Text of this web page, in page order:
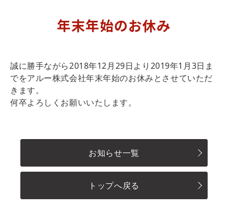
年末年始のお休み
誠に勝手ながら2018年12月29日より2019年1月3日ま
でをアルー株式会社年末年始のお休みとさせていただ
きます。
何卒よろしくお願いいたします。
お知らせ一覧
トップへ戻る